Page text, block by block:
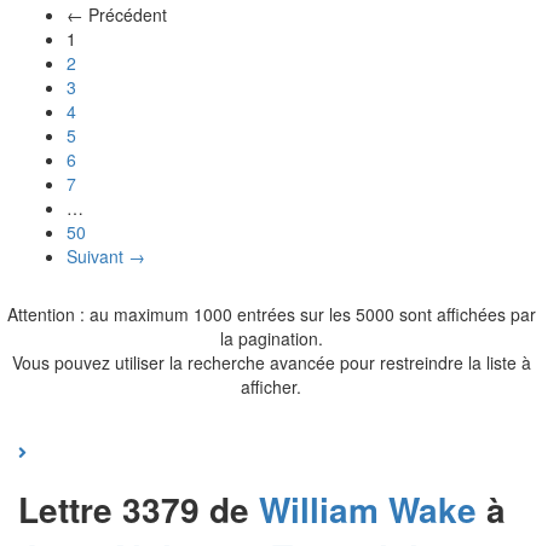
← Précédent
1
2
3
4
5
6
7
…
50
Suivant →
Attention : au maximum 1000 entrées sur les 5000 sont affichées par
la pagination.
Vous pouvez utiliser la recherche avancée pour restreindre la liste à
afficher.
Lettre 3379 de William Wake à